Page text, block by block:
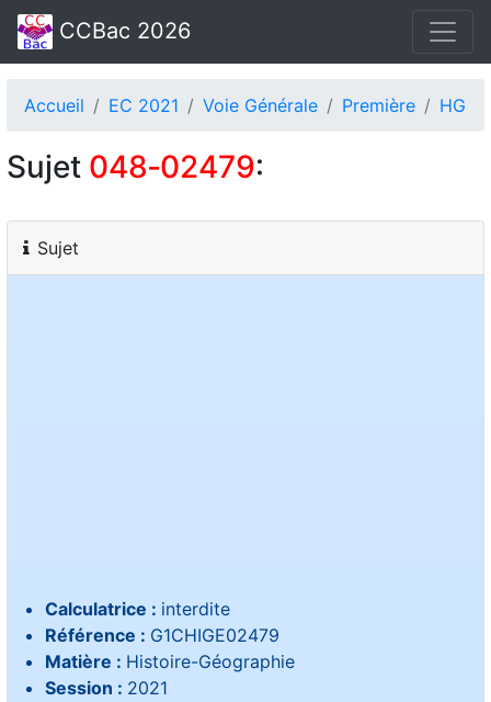
CCBac 2026
Accueil EC 2021 Voie Générale Première HG
Sujet 048‑02479:
Sujet
Calculatrice : interdite
Référence : G1CHIGE02479
Matière : Histoire-Géographie
Session : 2021